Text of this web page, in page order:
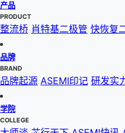
产品
PRODUCT
整流桥 肖特基二极管 快恢复
品牌
BRAND
品牌起源 ASEMI印记 研发实
学院
COLLEGE